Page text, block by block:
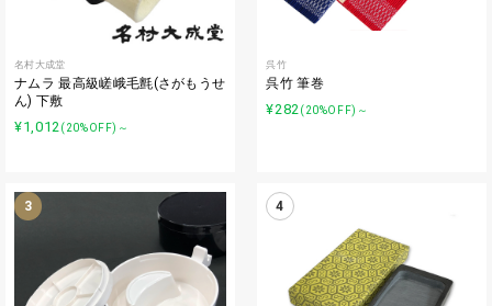
名村大成堂
ナムラ 最高級嵯峨毛氈(さがもうせ
ん) 下敷
¥1,012 (20%OFF)～
呉竹
呉竹 筆巻
¥282 (20%OFF)～
3 4